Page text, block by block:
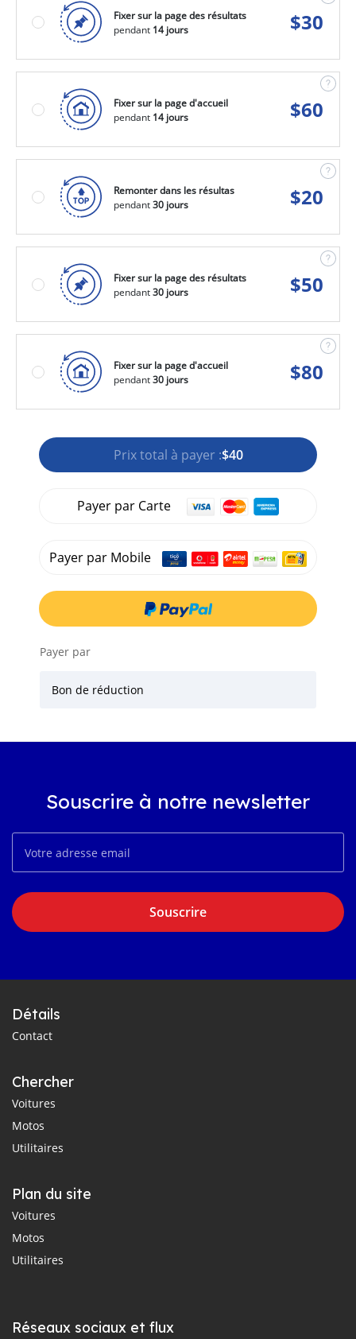
Fixer sur la page des résultats
pendant 14 jours $30
Fixer sur la page d'accueil
pendant 14 jours $60
Remonter dans les résultas
pendant30 jours $20
Fixer sur la page des résultats
pendant30 jours $50
Fixer sur la page d'accueil
pendant30 jours $80
Prix total à payer :$40
Payer par Carte
Payer par Mobile
Payer par
Bon de réduction
Souscrire à notre newsletter
Souscrire
Détails
Contact
Chercher
Voitures
Motos
Utilitaires
Plan du site
Voitures
Motos
Utilitaires
Réseaux sociaux et flux